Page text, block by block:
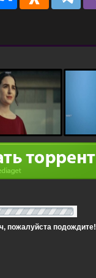
пожалуйста подождите!